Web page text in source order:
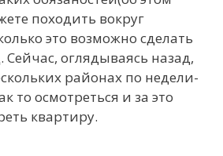
походить вокруг
это возможно сделать
оглядываясь назад,
районах по недели-
то осмотреться и за это
квартиру.